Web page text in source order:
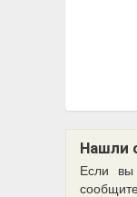
Нашли
Если вы